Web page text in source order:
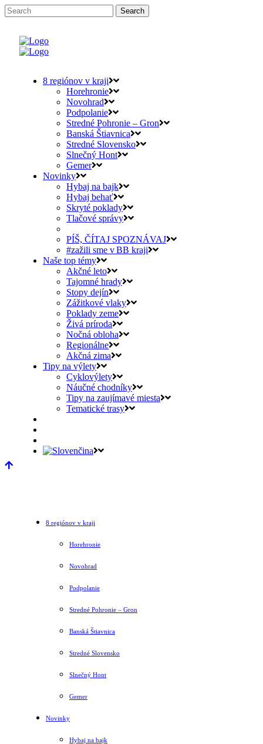
8 regiónov v kraji
Horehronie
Novohrad
Podpolanie
Stredné Pohronie – Gron
Banská Štiavnica
Stredné Slovensko
Slnečný Hont
Gemer
Novinky
Hybaj na bajk
Hybaj behať
Skryté poklady
Tlačové správy
PÍŠ, ČÍTAJ SPOZNÁVAJ
#zažili sme v BB kraji
Naše top témy
Akčné leto
Tajomné hrady
Stopy dejín
Zážitkové vlaky
Poklady zeme
Živá príroda
Nočná obloha
Regionálne
Akčná zima
Tipy na výlety
Cyklovýlety
Náučné chodníky
Tipy na zaujímavé miesta
Tematické trasy
8 regiónov v kraji
Horehronie
Novohrad
Podpolanie
Stredné Pohronie – Gron
Banská Štiavnica
Stredné Slovensko
Slnečný Hont
Gemer
Novinky
Hybaj na bajk